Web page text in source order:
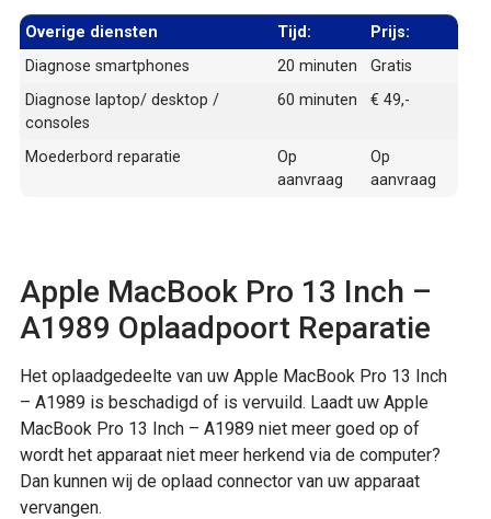
Overige diensten Tijd:
Prijs:
Diagnose smartphones
20 minuten
Gratis
Diagnose laptop/ desktop /
consoles
60 minuten € 49,-
Moederbord reparatie
Op
aanvraag
Op
aanvraag
Apple MacBook Pro 13 Inch –
A1989 Oplaadpoort Reparatie
Het oplaadgedeelte van uw Apple MacBook Pro 13 Inch
– A1989 is beschadigd of is vervuild. Laadt uw Apple
MacBook Pro 13 Inch – A1989 niet meer goed op of
wordt het apparaat niet meer herkend via de computer?
Dan kunnen wij de oplaad connector van uw apparaat
vervangen.